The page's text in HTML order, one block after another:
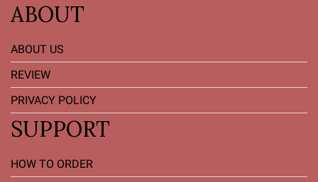
ABOUT
ABOUT US
REVIEW
PRIVACY POLICY
SUPPORT
HOW TO ORDER